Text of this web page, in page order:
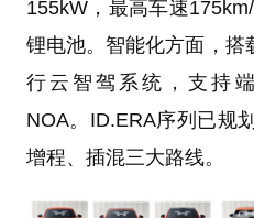
155kW，最高车速
锂电池。智能化方面，搭
行云智驾系统，支持
NOA。ID.ERA序列已规
增程、插混三大路线。